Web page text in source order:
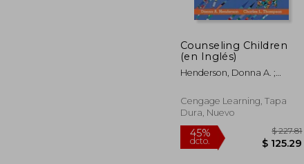
45%
dcto.
Counseling Children
(en Inglés)
Henderson, Donna A. ;
Cengage Learning, Tapa
Dura, Nuevo